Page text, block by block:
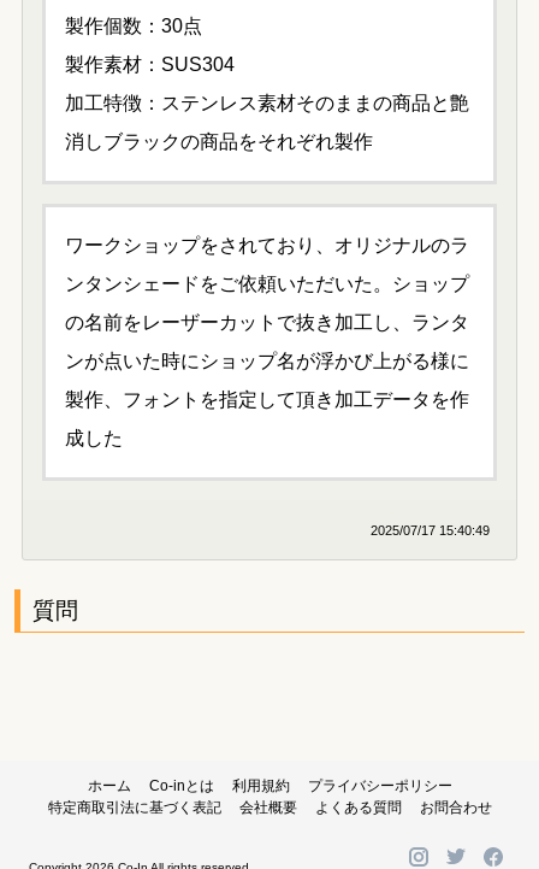
製作個数：30点
製作素材：SUS304
加工特徴：ステンレス素材そのままの商品と艶
消しブラックの商品をそれぞれ製作
ワークショップをされており、オリジナルのラ
ンタンシェードをご依頼いただいた。ショップ
の名前をレーザーカットで抜き加工し、ランタ
ンが点いた時にショップ名が浮かび上がる様に
製作、フォントを指定して頂き加工データを作
成した
2025/07/17 15:40:49
質問
ホーム Co-inとは 利用規約
プライバシーポリシー
特定商取引法に基づく表記
会社概要 よくある質問 お問合わせ